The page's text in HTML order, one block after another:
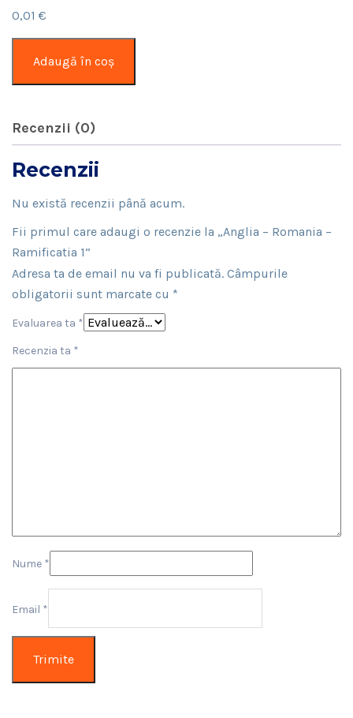
0,01 €
Anglia
–
–
Ramificatia
Adaugă în coș
Recenzii (0)
Recenzii
Nu există recenzii până acum.
Fii primul care adaugi o recenzie la „Anglia – Romania –
Ramificatia 1”
Adresa ta de email nu va fi publicată. Câmpurile
obligatorii sunt marcate cu *
Evaluarea ta *
Recenzia ta *
Nume *
Email *